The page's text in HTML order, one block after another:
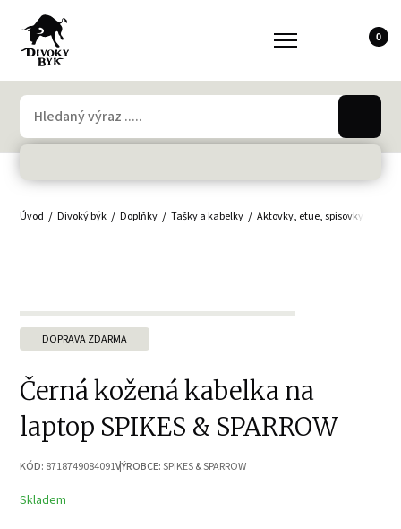
0
Úvod Divoký býk Doplňky Tašky a kabelky Aktovky, etue, spisovky
DOPRAVA ZDARMA
Černá kožená kabelka na
laptop SPIKES & SPARROW
KÓD: 8718749084091VÝROBCE: SPIKES & SPARROW
Skladem